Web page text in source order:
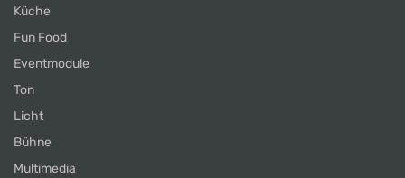
Küche
Fun Food
Eventmodule
Ton
Licht
Bühne
Multimedia